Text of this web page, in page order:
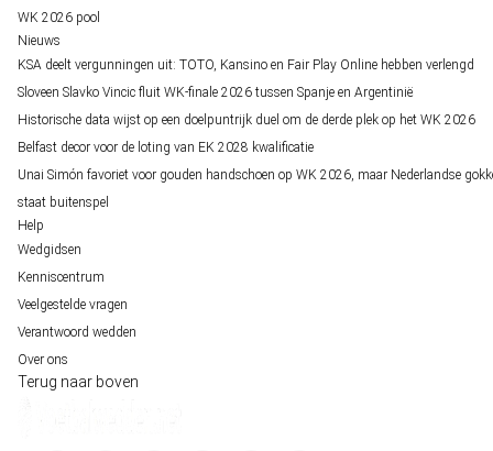
WK 2026 pool
Nieuws
KSA deelt vergunningen uit: TOTO, Kansino en Fair Play Online hebben verlengd
Sloveen Slavko Vincic fluit WK-finale 2026 tussen Spanje en Argentinië
Historische data wijst op een doelpuntrijk duel om de derde plek op het WK 2026
Belfast decor voor de loting van EK 2028 kwalificatie
Unai Simón favoriet voor gouden handschoen op WK 2026, maar Nederlandse
staat buitenspel
Help
Wedgidsen
Kenniscentrum
Veelgestelde vragen
Verantwoord wedden
Over ons
Terug naar boven